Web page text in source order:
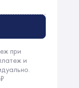
при
и